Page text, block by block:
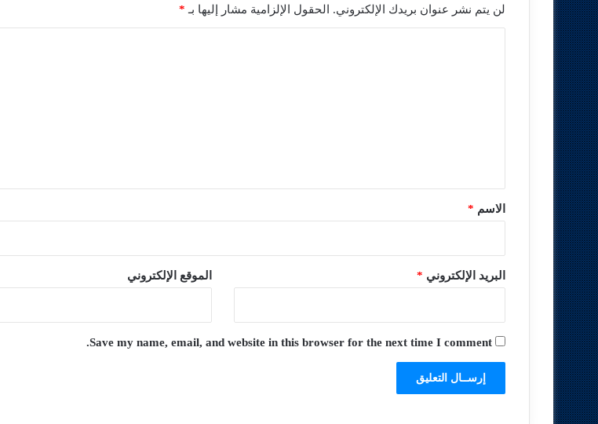
لن يتم نشر عنوان بريدك الإلكتروني. الحقول الإلزامية مشار إليها بـ *
*الاسم *
البريد الإلكتروني * الموقع الإلكتروني
Save my name, email, and website in this browser for the next time I comment.